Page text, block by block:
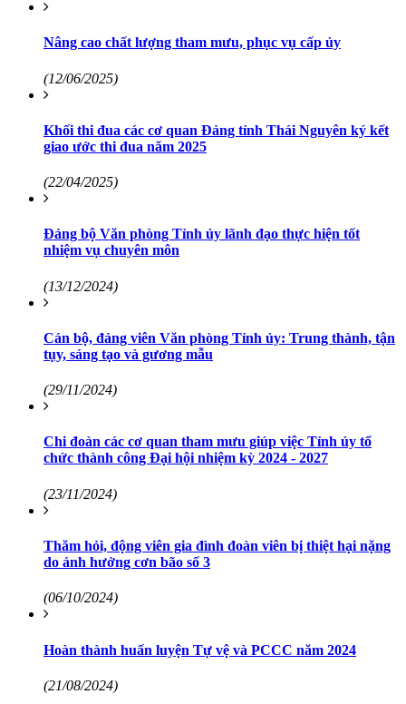
Nâng cao chất lượng tham mưu, phục vụ cấp ủy
(12/06/2025)
Khối thi đua các cơ quan Đảng tỉnh Thái Nguyên ký kết
giao ước thi đua năm 2025
(22/04/2025)
Đảng bộ Văn phòng Tỉnh ủy lãnh đạo thực hiện tốt
nhiệm vụ chuyên môn
(13/12/2024)
Cán bộ, đảng viên Văn phòng Tỉnh ủy: Trung thành, tận
tụy, sáng tạo và gương mẫu
(29/11/2024)
Chi đoàn các cơ quan tham mưu giúp việc Tỉnh ủy tổ
chức thành công Đại hội nhiệm kỳ 2024 - 2027
(23/11/2024)
Thăm hỏi, động viên gia đình đoàn viên bị thiệt hại nặng
do ảnh hưởng cơn bão số 3
(06/10/2024)
Hoàn thành huấn luyện Tự vệ và PCCC năm 2024
(21/08/2024)